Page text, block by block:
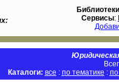
Библиотеки
Сервисы:
Каталоги: все : по тематике :